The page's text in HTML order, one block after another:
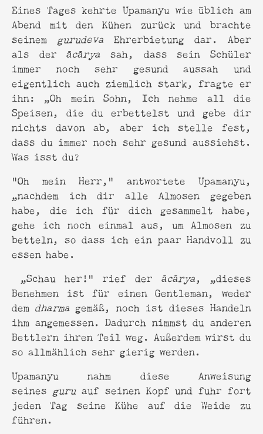
Eines Tages kehrte Upamanyu wie üblich am
Abend mit den Kühen zurück und brachte
seinem gurudeva Ehrerbietung dar. Aber
als der ācārya sah, dass sein Schüler
immer noch sehr gesund aussah und
eigentlich auch ziemlich stark, fragte er
ihn: „Oh mein Sohn, Ich nehme all die
Speisen, die du erbettelst und gebe dir
nichts davon ab, aber ich stelle fest,
dass du immer noch sehr gesund aussiehst.
Was isst du?
“Oh mein Herr,” antwortete Upamanyu,
„nachdem ich dir alle Almosen gegeben
habe, die ich für dich gesammelt habe,
gehe ich noch einmal aus, um Almosen zu
betteln, so dass ich ein paar Handvoll zu
essen habe.
„Schau her!” rief der ācārya, „dieses
Benehmen ist für einen Gentleman, weder
dem dharma gemäß, noch ist dieses Handeln
ihm angemessen. Dadurch nimmst du anderen
Bettlern ihren Teil weg. Außerdem wirst du
so allmählich sehr gierig werden.
Upamanyu nahm diese Anweisung
seines guruauf seinen Kopf und fuhr fort
jeden Tag seine Kühe auf die Weide zu
führen.